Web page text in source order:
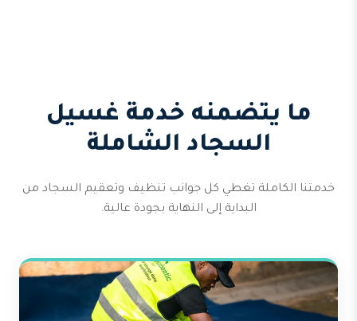
ما يتضمنه خدمة غسيل
السجاد الشاملة
خدمتنا الكاملة تغطي كل جوانب تنظيف وتعقيم السجاد من
البداية إلى النهاية بجودة عالية.